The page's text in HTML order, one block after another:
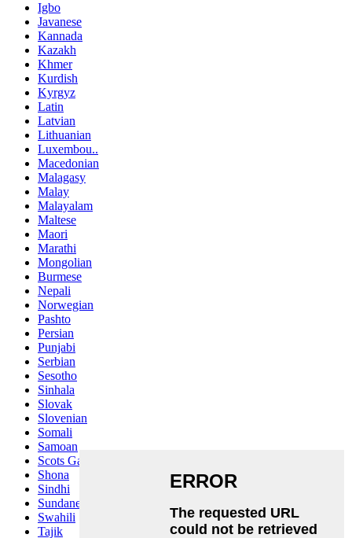
Igbo
Javanese
Kannada
Kazakh
Khmer
Kurdish
Kyrgyz
Latin
Latvian
Lithuanian
Luxembou..
Macedonian
Malagasy
Malay
Malayalam
Maltese
Maori
Marathi
Mongolian
Burmese
Nepali
Norwegian
Pashto
Persian
Punjabi
Serbian
Sesotho
Sinhala
Slovak
Slovenian
Somali
Samoan
Scots Gaelic
Shona
Sindhi
Sundanese
Swahili
Tajik